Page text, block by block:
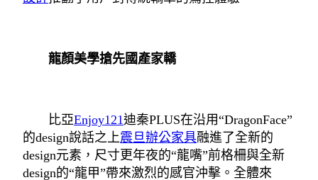
龍顏美學搶先國產家轎
比亞Enjoy121迪秦PLUS在沿用“DragonFace”
的design說話之上震旦辦公家具融進了全新的
design元素，尺寸更年夜的“龍嘴”前格柵與全新
design的“龍甲”帶來激烈的感官沖擊。全體來